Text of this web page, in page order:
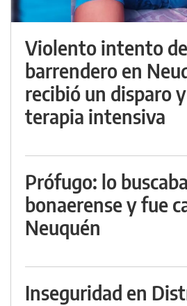
Violento intento
barrendero en
recibió un disparo
terapia intensiva
Prófugo: lo
bonaerense y fue
Neuquén
Inseguridad en